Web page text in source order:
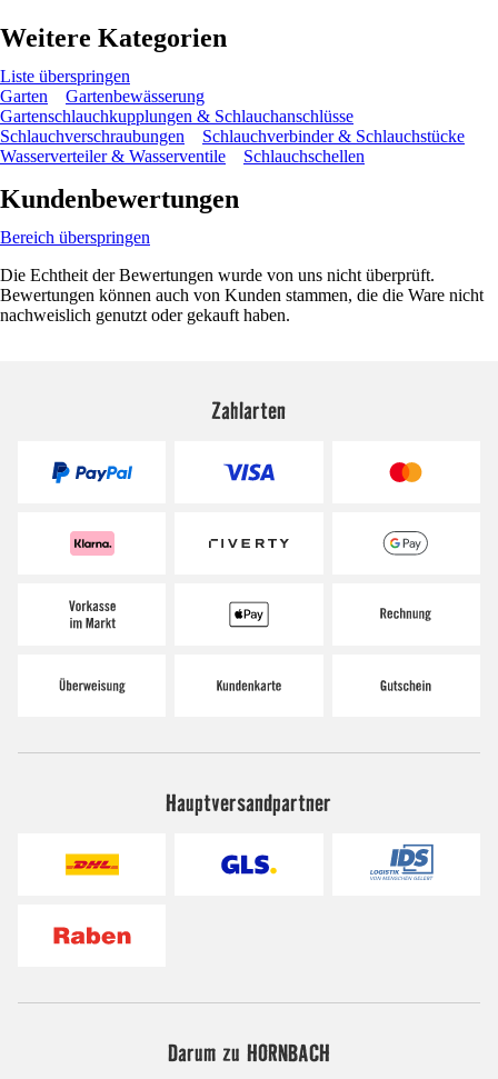
Weitere Kategorien
Liste überspringen
Garten
Gartenbewässerung
Gartenschlauchkupplungen & Schlauchanschlüsse
Schlauchverschraubungen
Schlauchverbinder & Schlauchstücke
Wasserverteiler & Wasserventile
Schlauchschellen
Kundenbewertungen
Bereich überspringen
Die Echtheit der Bewertungen wurde von uns nicht überprüft.
Bewertungen können auch von Kunden stammen, die die Ware nicht
nachweislich genutzt oder gekauft haben.
Zahlarten
Hauptversandpartner
Darum zu HORNBACH